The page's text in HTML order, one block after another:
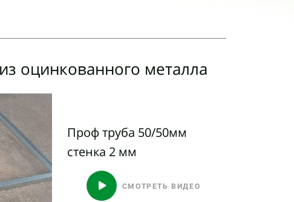
оцинкованного металла
Проф труба 50/50мм
стенка 2 мм
СМОТРЕТЬ ВИДЕО